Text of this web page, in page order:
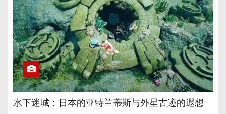
水下迷城：日本的亚特兰蒂斯与外星古迹的遐想